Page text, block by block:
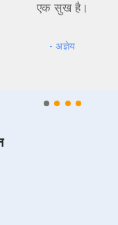
एक सुख है।
- अज्ञेय